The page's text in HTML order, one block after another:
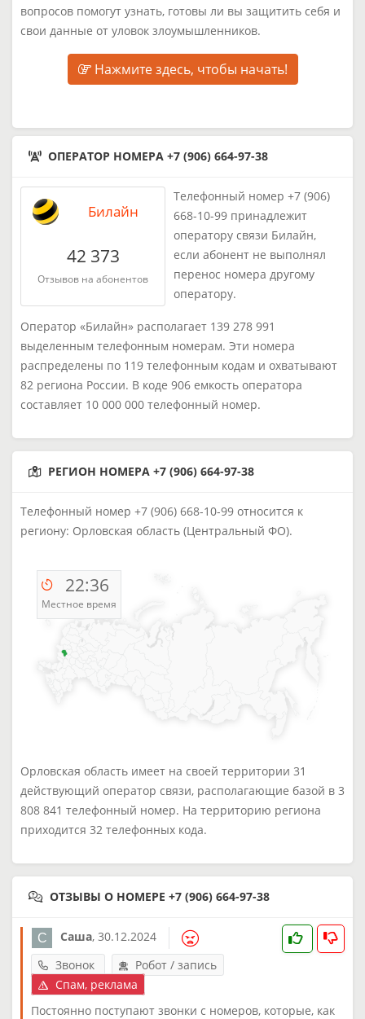
вопросов помогут узнать, готовы ли вы защитить себя и
свои данные от уловок злоумышленников.
Нажмите здесь, чтобы начать!
ОПЕРАТОР НОМЕРА +7 (906) 664-97-38
Билайн
42 373
Отзывов на абонентов
Телефонный номер +7 (906)
668-10-99 принадлежит
оператору связи Билайн,
если абонент не выполнял
перенос номера другому
оператору.
Оператор «Билайн» располагает 139 278 991
выделенным телефонным номерам. Эти номера
распределены по 119 телефонным кодам и охватывают
82 региона России. В коде 906 емкость оператора
составляет 10 000 000 телефонный номер.
РЕГИОН НОМЕРА +7 (906) 664-97-38
Телефонный номер +7 (906) 668-10-99 относится к
региону: Орловская область (Центральный ФО).
22:36
Местное время
Орловская область имеет на своей территории 31
действующий оператор связи, располагающие базой в 3
808 841 телефонный номер. На территорию региона
приходится 32 телефонных кода.
ОТЗЫВЫ О НОМЕРЕ +7 (906) 664-97-38
Саша, 30.12.2024
Звонок
Робот / запись
Спам, реклама
Постоянно поступают звонки с номеров, которые, как